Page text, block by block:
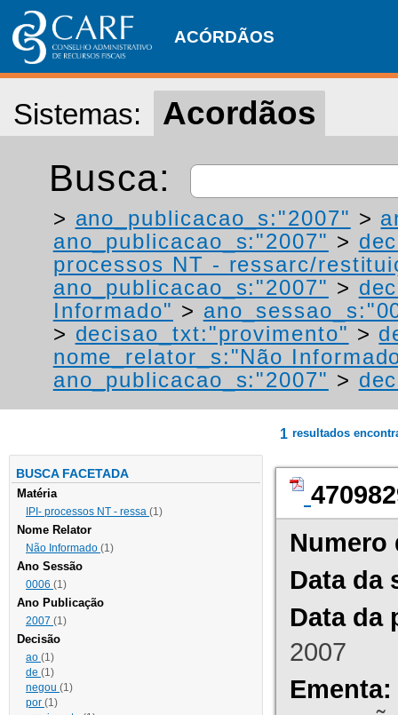
ACÓRDÃOS
Sistemas: Acordãos
Busca:
> ano_publicacao_s:"2007" >
ano_publicacao_s:"2007" >
processos NT - ressarc/
ano_publicacao_s:"2007" >
Informado" >
> decisao_txt:"provimento" >
nome_relator_s:"Não
ano_publicacao_s:"2007" >
BUSCA FACETADA
Matéria
IPI- processos NT - ressa (1)
Nome Relator
Não Informado (1)
Ano Sessão
0006 (1)
Ano Publicação
2007 (1)
Decisão
ao (1)
de (1)
negou (1)
por (1)
1 resultados
Numero
Data da
Data da
2007
Ementa: